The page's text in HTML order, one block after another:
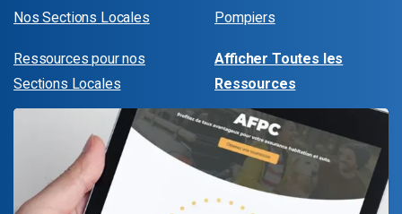
Nos Sections Locales
Ressources pour nos
Sections Locales
Pompiers
Afficher Toutes les
Ressources